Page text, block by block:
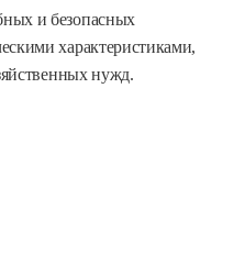
и безопасных
характеристиками,
нужд.